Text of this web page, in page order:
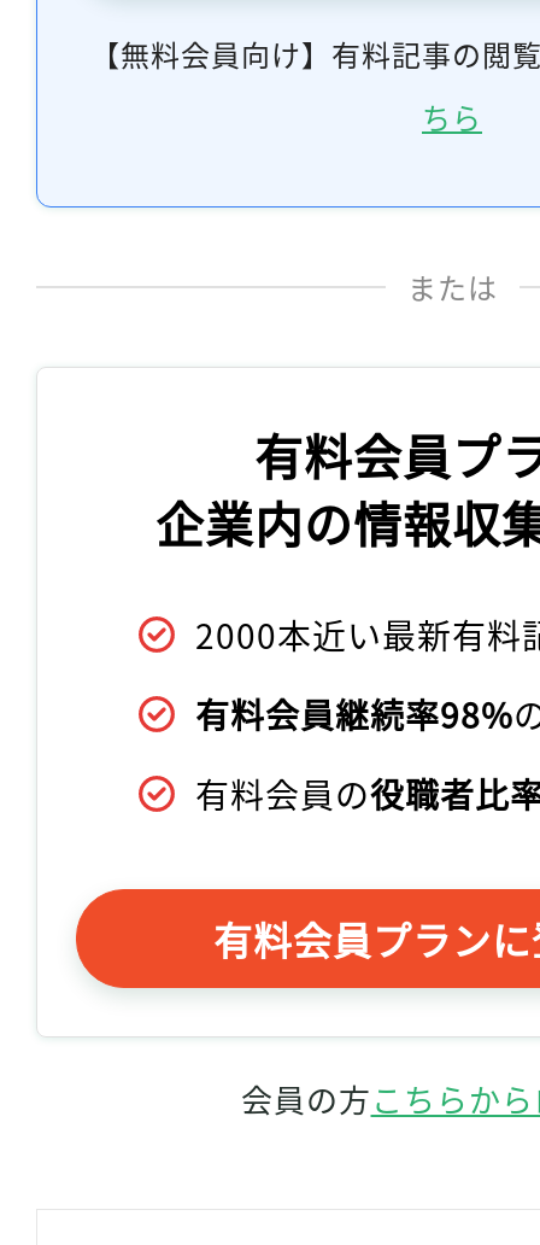
【無料会員向け】有料記事の閲
ちら
または
有料会員プ
企業内の情報収
2000本近い最新有料
有料会員継続率98%
有料会員の役職者比
有料会員プラン
会員の方こちらか